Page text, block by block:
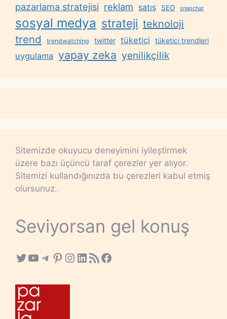
pazarlama stratejisi reklam satış SEO snapchat
sosyal medya strateji teknoloji
trend trendwatching twitter tüketici tüketici trendleri
uygulama yapay zeka yenilikçilik
Sitemizde okuyucu deneyimini iyileştirmek
üzere bazı üçüncü taraf çerezler yer alıyor.
Sitemizi kullandığınızda bu çerezleri kabul etmiş
olursunuz.
Seviyorsan gel konuş
Twitter
YouTube
Telegram
Pinterest
Instagram
LinkedIn
RSS FeedFacebook